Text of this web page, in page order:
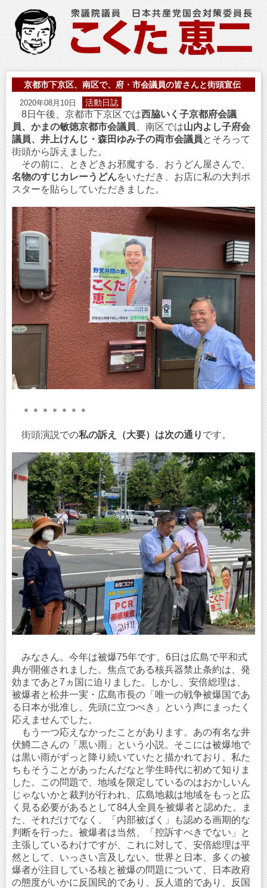
京都市下京区、南区で、府・市会議員の皆さんと街頭宣伝
2020年08月10日 活動日誌
8日午後、京都市下京区では西脇いく子京都府会議
員、かまの敏徳京都市会議員 、南区では山内よし子府会
議員、井上けんじ・森田ゆみ子の両市会議員とそろって
街頭から訴えました。
その前に、ときどきお邪魔する、おうどん屋さんで、
名物のすじカレーうどんをいただき、お店に私の大判ポ
スターを貼らしていただきました。
＊＊＊＊＊＊＊
街頭演説での私の訴え（大要）は次の通り です。
みなさん。今年は被爆75年です。6日は広島で平和式
典が開催されました。焦点である核兵器禁止条約は、発
効まであと7ヵ国に迫りました。しかし、安倍総理は、
被爆者と松井一実・広島市長の「唯一の戦争被爆国であ
る日本が批准し、先頭に立つべき」という声にまったく
応えませんでした。
もう一つ応えなかったことがあります。あの有名な井
伏鱒二さんの「黒い雨」という小説。そこには被爆地で
は黒い雨がずっと降り続いていたと描かれており、私た
ちもそうことがあったんだなと学生時代に初めて知りま
した。この問題で、地域を限定しているのはおかしいん
じゃないかと裁判が行われ、広島地裁は地域をもっと広
く見る必要があるとして84人全員を被爆者と認めた。ま
た、それだけでなく、「内部被ばく」も認める画期的な
判断を行った。被爆者は当然、「控訴すべきでない」と
主張しているわけですが、これに対して、安倍総理は平
然として、いっさい言及しない。世界と日本、多くの被
爆者が注目している核と被爆の問題について、日本政府
の態度がいかに反国民的であり、反人道的であり、反国